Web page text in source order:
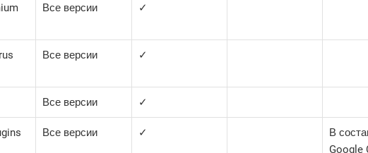
Все версии ✓
Все версии ✓
Все версии ✓
Все версии ✓
В
Google